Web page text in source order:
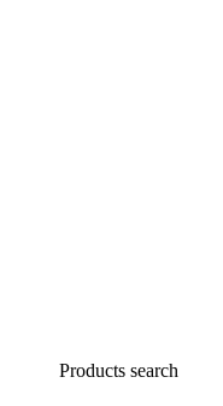
Products search